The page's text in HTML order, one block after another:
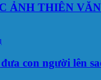
ẢNH THIÊN
con người lên